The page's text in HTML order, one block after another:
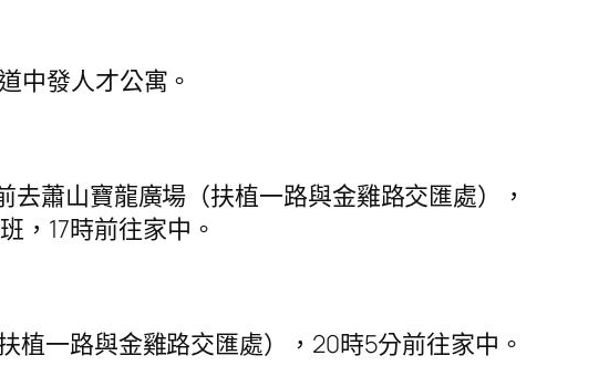
中發人才公寓。
蕭山寶龍廣場（扶植一路與金雞路交匯處），
，17時前往家中。
一路與金雞路交匯處），20時5分前往家中。